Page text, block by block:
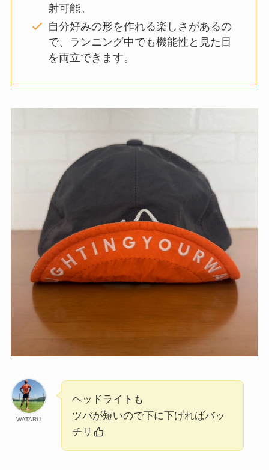
射可能。
自分好みの形を作れる楽しさがあるの
で、ランニング中でも機能性と見た目
を両立できます。
WATARU
ヘッドライトも
ツバが短いので下に下げればバッ
チリ